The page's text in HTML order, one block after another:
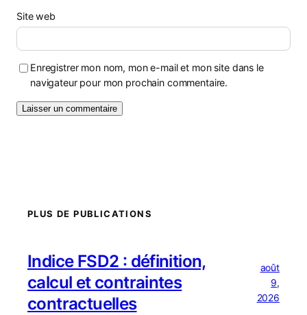
Site web
Enregistrer mon nom, mon e-mail et mon site dans le
navigateur pour mon prochain commentaire.
PLUS DE PUBLICATIONS
Indice FSD2 : définition,
calcul et contraintes
contractuelles
août
9,
2026